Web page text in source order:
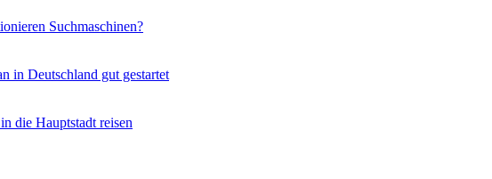
Suchmaschinen?
in Deutschland gut gestartet
die Hauptstadt reisen